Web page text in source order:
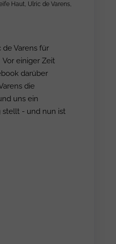
Haut, Ulric de Varens,
de Varens für
einiger Zeit
darüber
die
uns ein
stellt - und nun ist